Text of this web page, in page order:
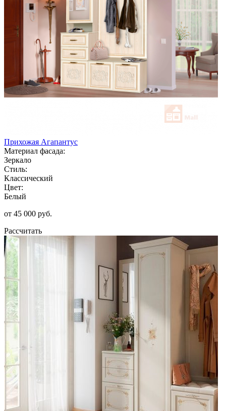
Прихожая Агапантус
Материал фасада:
Зеркало
Стиль:
Классический
Цвет:
Белый
от 45 000 руб.
Рассчитать